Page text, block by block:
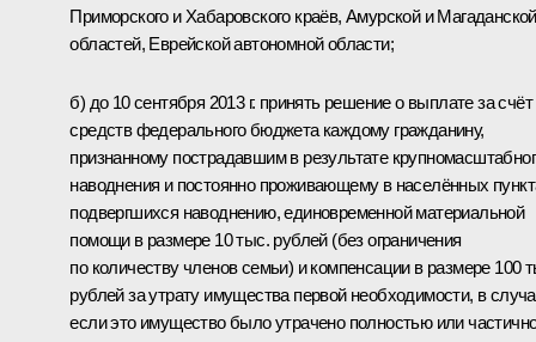
Приморского и Хабаровского краёв, Амурской и Магаданской
областей, Еврейской автономной области;
б) до 10 сентября 2013 г. принять решение о выплате за счёт
средств федерального бюджета каждому гражданину,
признанному пострадавшим в результате
наводнения и постоянно проживающему в населённых
подвергшихся наводнению, единовременной материальной
помощи в размере 10 тыс. рублей (без ограничения
по количеству членов семьи) и компенсации в размере 100
рублей за утрату имущества первой необходимости, в
если это имущество было утрачено полностью или